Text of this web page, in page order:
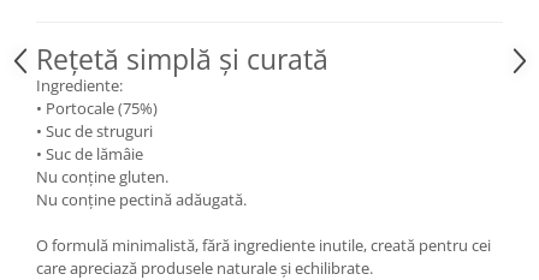
Rețetă simplă și curată
Ingrediente:
• Portocale (75%)
• Suc de struguri
• Suc de lămâie
Nu conține gluten.
Nu conține pectină adăugată.
O formulă minimalistă, fără ingrediente inutile, creată pentru cei
care apreciază produsele naturale și echilibrate.